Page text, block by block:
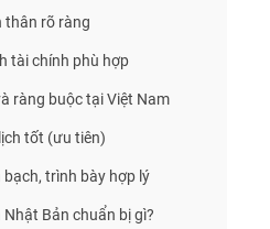
thân rõ ràng
tài chính phù hợp
ràng buộc tại Việt Nam
tốt (ưu tiên)
bạch, trình bày hợp lý
Nhật Bản chuẩn bị gì?